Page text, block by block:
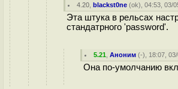
4.20 ,blackst0ne (ok), 04:53, 03/
Эта штука в рельсах
стандатрного 'password'.
5.21 ,Аноним (-), 18:07,
Она по-умолчанию